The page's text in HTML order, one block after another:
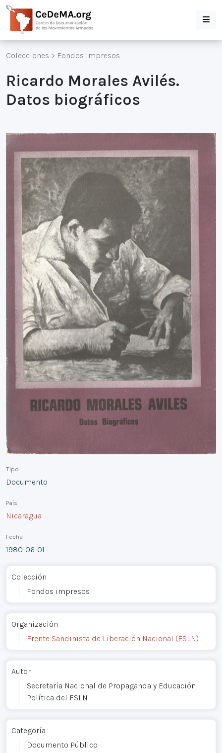
Colecciones > Fondos Impresos
Ricardo Morales Avilés.
Datos biográficos
Tipo
Documento
País
Nicaragua
Fecha
1980-06-01
Colección
Fondos impresos
Organización
Frente Sandinista de Liberación Nacional (FSLN)
Autor
Secretaría Nacional de Propaganda y Educación
Política del FSLN
Categoría
Documento Público